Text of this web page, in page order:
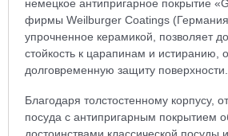
немецкое антипригарное покрытие
фирмы Weilburger Coatings
упрочненное керамикой, позволяет
стойкость к царапинам и истиранию,
долговременную защиту поверхности.
Благодаря толстостенному корпусу,
посуда с антипригарным покрытием